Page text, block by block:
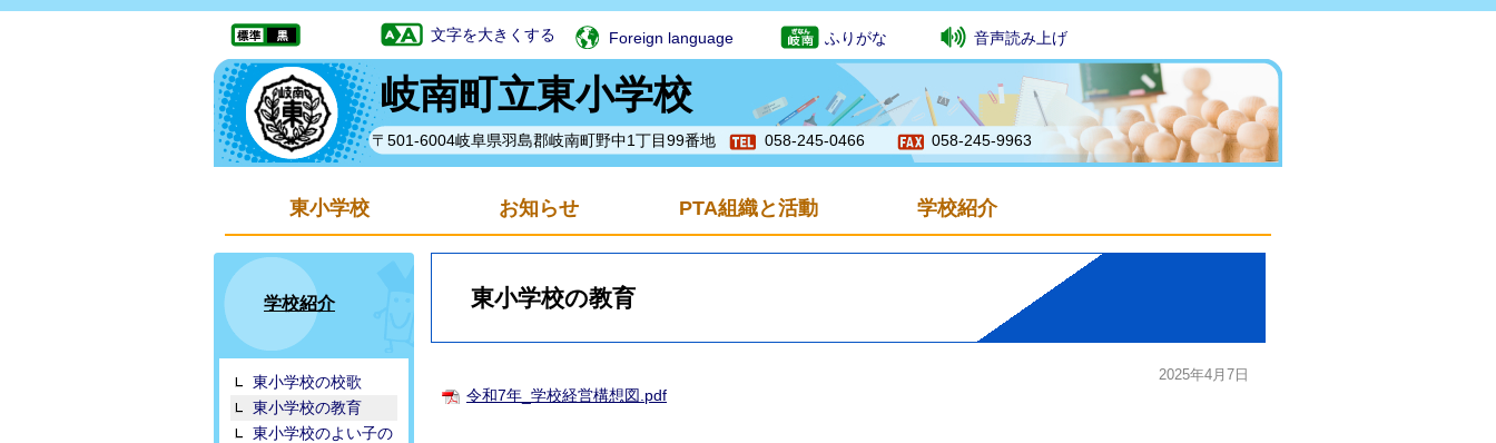
岐南町立東小学校
〒501-6004岐阜県羽島郡岐南町野中1丁目99番地 058-245-0466 058-245-9963
文字を大きくする Foreign language ふりがな 音声読み上げ
東小学校 お知らせ PTA組織と活動 学校紹介
学校紹介
東小学校の校歌
東小学校の教育
東小学校のよい子の
東小学校の教育
2025年4月7日
令和7年_学校経営構想図.pdf